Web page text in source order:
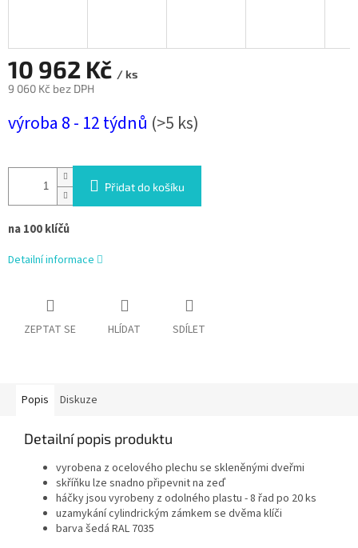
10 962 Kč / ks
9 060 Kč bez DPH
cena:
výroba 8 - 12 týdnů (>5 ks)
Přidat do košíku
na 100 klíčů
Detailní informace
ZEPTAT SE HLÍDAT SDÍLET
Popis Diskuze
Detailní popis produktu
vyrobena z ocelového plechu se skleněnými dveřmi
skříňku lze snadno připevnit na zeď
háčky jsou vyrobeny z odolného plastu - 8 řad po 20 ks
uzamykání cylindrickým zámkem se dvěma klíči
barva šedá RAL 7035